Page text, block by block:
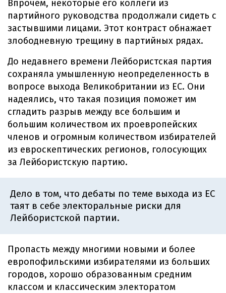
Впрочем, некоторые его коллеги из
партийного руководства продолжали сидеть с
застывшими лицами. Этот контраст обнажает
злободневную трещину в партийных рядах.
До недавнего времени Лейбористская партия
сохраняла умышленную неопределенность в
вопросе выхода Великобритании из ЕС. Они
надеялись, что такая позиция поможет им
сгладить разрыв между все большим и
большим количеством их проевропейских
членов и огромным количеством избирателей
из евроскептических регионов, голосующих
за Лейбористскую партию.
Дело в том, что дебаты по теме выхода из ЕС
таят в себе электоральные риски для
Лейбористской партии.
Пропасть между многими новыми и более
европофильскими избирателями из больших
городов, хорошо образованным средним
классом и классическим электоратом